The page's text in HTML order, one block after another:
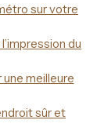
sur votre
du
meilleure
sûr et